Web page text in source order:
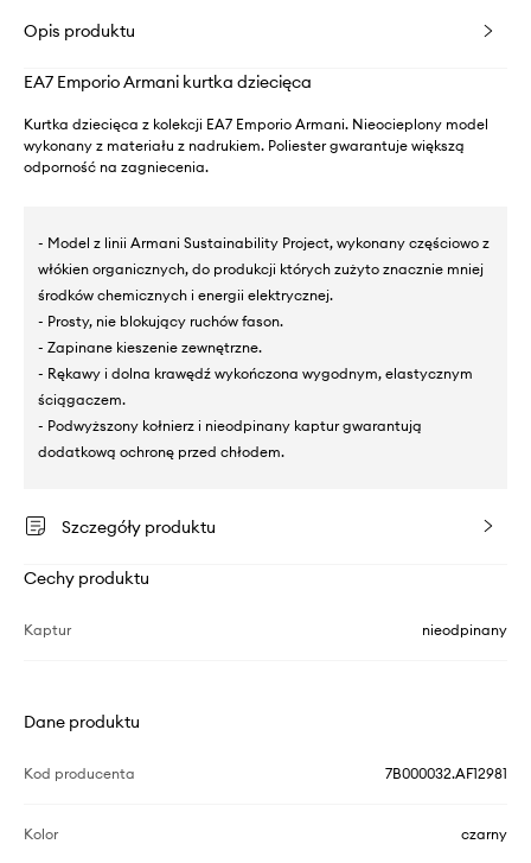
Opis produktu
EA7 Emporio Armani kurtka dziecięca
Kurtka dziecięca z kolekcji EA7 Emporio Armani. Nieocieplony model
wykonany z materiału z nadrukiem. Poliester gwarantuje większą
odporność na zagniecenia.
- Model z linii Armani Sustainability Project, wykonany częściowo z
włókien organicznych, do produkcji których zużyto znacznie mniej
środków chemicznych i energii elektrycznej.
- Prosty, nie blokujący ruchów fason.
- Zapinane kieszenie zewnętrzne.
- Rękawy i dolna krawędź wykończona wygodnym, elastycznym
ściągaczem.
- Podwyższony kołnierz i nieodpinany kaptur gwarantują
dodatkową ochronę przed chłodem.
Szczegóły produktu
Cechy produktu
Kaptur nieodpinany
Dane produktu
Kod producenta 7B000032.AF12981
Kolor czarny